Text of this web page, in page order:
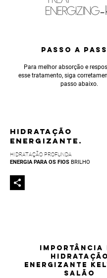
PASSO A
Para melhor absorção e
esse tratamento, siga
passo abaixo.
HIDRATAÇÃO
ENERGIZANTE.
HIDRATAÇÃO PROFUNDA
ENERGIA PARA OS FIOS BRILHO
IMPORTÂNCIA
HIDRATAÇÃO
eNERGIZANTE
SALÃO